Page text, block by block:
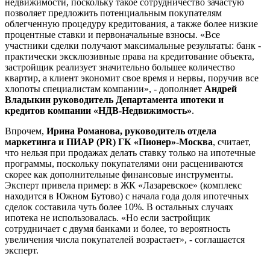
позволяет предложить потенциальным покупателям
облегченную процедуру кредитования, а также более низкие
процентные ставки и первоначальные взносы. «Все
участники сделки получают максимальные результаты: банк -
практически эксклюзивные права на кредитование объекта,
застройщик реализует значительно большее количество
квартир, а клиент экономит свое время и нервы, поручив все
хлопоты специалистам компании», - дополняет Андрей
Владыкин руководитель Департамента ипотеки и
кредитов компании «НДВ-Недвижимость».
Впрочем, Ирина Романова, руководитель отдела
маркетинга и ПИАР (PR) ГК «Пионер»-Москва, считает,
что нельзя при продажах делать ставку только на ипотечные
программы, поскольку покупателями они расцениваются
скорее как дополнительные финансовые инструменты.
Эксперт привела пример: в ЖК «Лазаревское» (комплекс
находится в Южном Бутово) с начала года доля ипотечных
сделок составила чуть более 10%. В остальных случаях
ипотека не использовалась. «Но если застройщик
сотрудничает с двумя банками и более, то вероятность
увеличения числа покупателей возрастает», - соглашается
эксперт.